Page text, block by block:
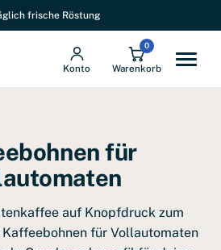
ab 69 € in DE
Konto
0
Warenkorb
für
auf Knopfdruck zum
Kaffeebohnen für Vollautomaten